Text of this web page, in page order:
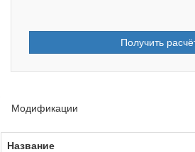
Получить
Модификации
Название